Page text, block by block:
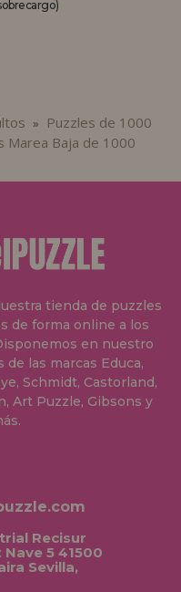
»
Puzzles de 1000
Marea Baja de 1000
tienda de puzzles
de forma online a los
en nuestro
las marcas Educa,
Schmidt, Castorland,
Art Puzzle, Gibsons y
Recisur
Nave 5 41500
Sevilla,